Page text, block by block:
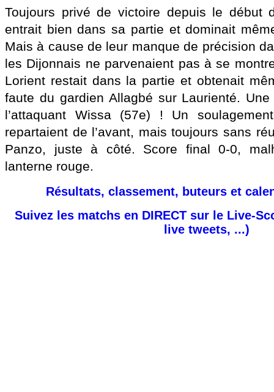
Toujours privé de victoire depuis le début
entrait bien dans sa partie et dominait
Mais à cause de leur manque de précision
les Dijonnais ne parvenaient pas à se
Lorient restait dans la partie et obtenait
faute du gardien Allagbé sur Laurienté.
l’attaquant Wissa (57e) ! Un
repartaient de l’avant, mais toujours sans
Panzo, juste à côté. Score final 0-0,
lanterne rouge.
Résultats, classement, buteurs et
Suivez les matchs en DIRECT sur le Live-
live tweets, ...)